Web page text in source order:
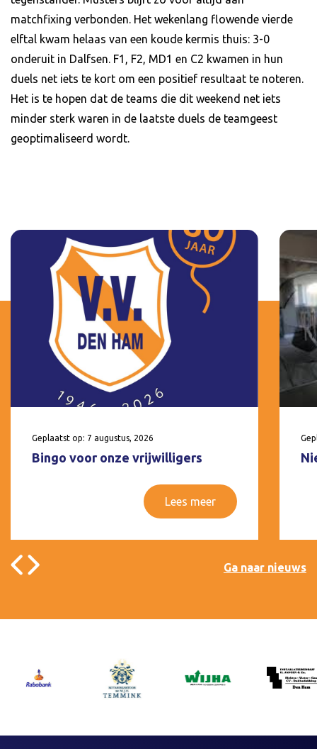
matchfixing verbonden. Het wekenlang flowende vierde
elftal kwam helaas van een koude kermis thuis: 3-0
onderuit in Dalfsen. F1, F2, MD1 en C2 kwamen in hun
duels net iets te kort om een positief resultaat te noteren.
Het is te hopen dat de teams die dit weekend net iets
minder sterk waren in de laatste duels de teamgeest
geoptimaliseerd wordt.
Geplaatst op: 7 augustus, 2026
Bingo voor onze vrijwilligers
Lees meer
Ga naar nieuws